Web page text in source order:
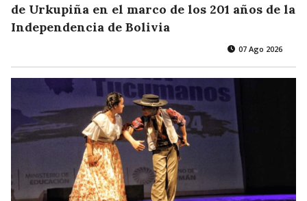
de Urkupiña en el marco de los 201 años de la
Independencia de Bolivia
07 Ago 2026